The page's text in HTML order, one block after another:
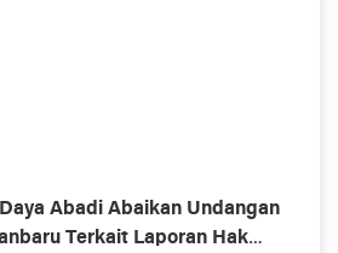
Abadi Abaikan Undangan
Terkait Laporan Hak